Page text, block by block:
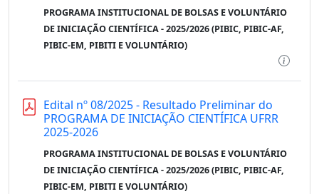
PROGRAMA INSTITUCIONAL DE BOLSAS E VOLUNTÁRIO
DE INICIAÇÃO CIENTÍFICA - 2025/2026 (PIBIC, PIBIC-AF,
PIBIC-EM, PIBITI E VOLUNTÁRIO)
Edital nº 08/2025 - Resultado Preliminar do
PROGRAMA DE INICIAÇÃO CIENTÍFICA UFRR
2025-2026
PROGRAMA INSTITUCIONAL DE BOLSAS E VOLUNTÁRIO
DE INICIAÇÃO CIENTÍFICA - 2025/2026 (PIBIC, PIBIC-AF,
PIBIC-EM, PIBITI E VOLUNTÁRIO)